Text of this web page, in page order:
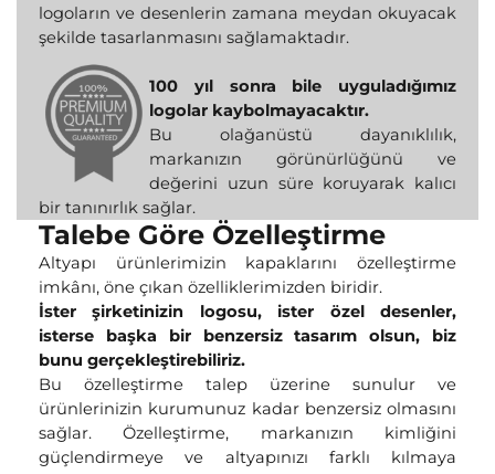
logoların ve desenlerin zamana meydan okuyacak
şekilde tasarlanmasını sağlamaktadır.
100 yıl sonra bile uyguladığımız
logolar kaybolmayacaktır.
Bu olağanüstü dayanıklılık,
markanızın görünürlüğünü ve
değerini uzun süre koruyarak kalıcı
bir tanınırlık sağlar.
Talebe Göre Özelleştirme
Altyapı ürünlerimizin kapaklarını özelleştirme
imkânı, öne çıkan özelliklerimizden biridir.
İster şirketinizin logosu, ister özel desenler,
isterse başka bir benzersiz tasarım olsun, biz
bunu gerçekleştirebiliriz.
Bu özelleştirme talep üzerine sunulur ve
ürünlerinizin kurumunuz kadar benzersiz olmasını
sağlar. Özelleştirme, markanızın kimliğini
güçlendirmeye ve altyapınızı farklı kılmaya